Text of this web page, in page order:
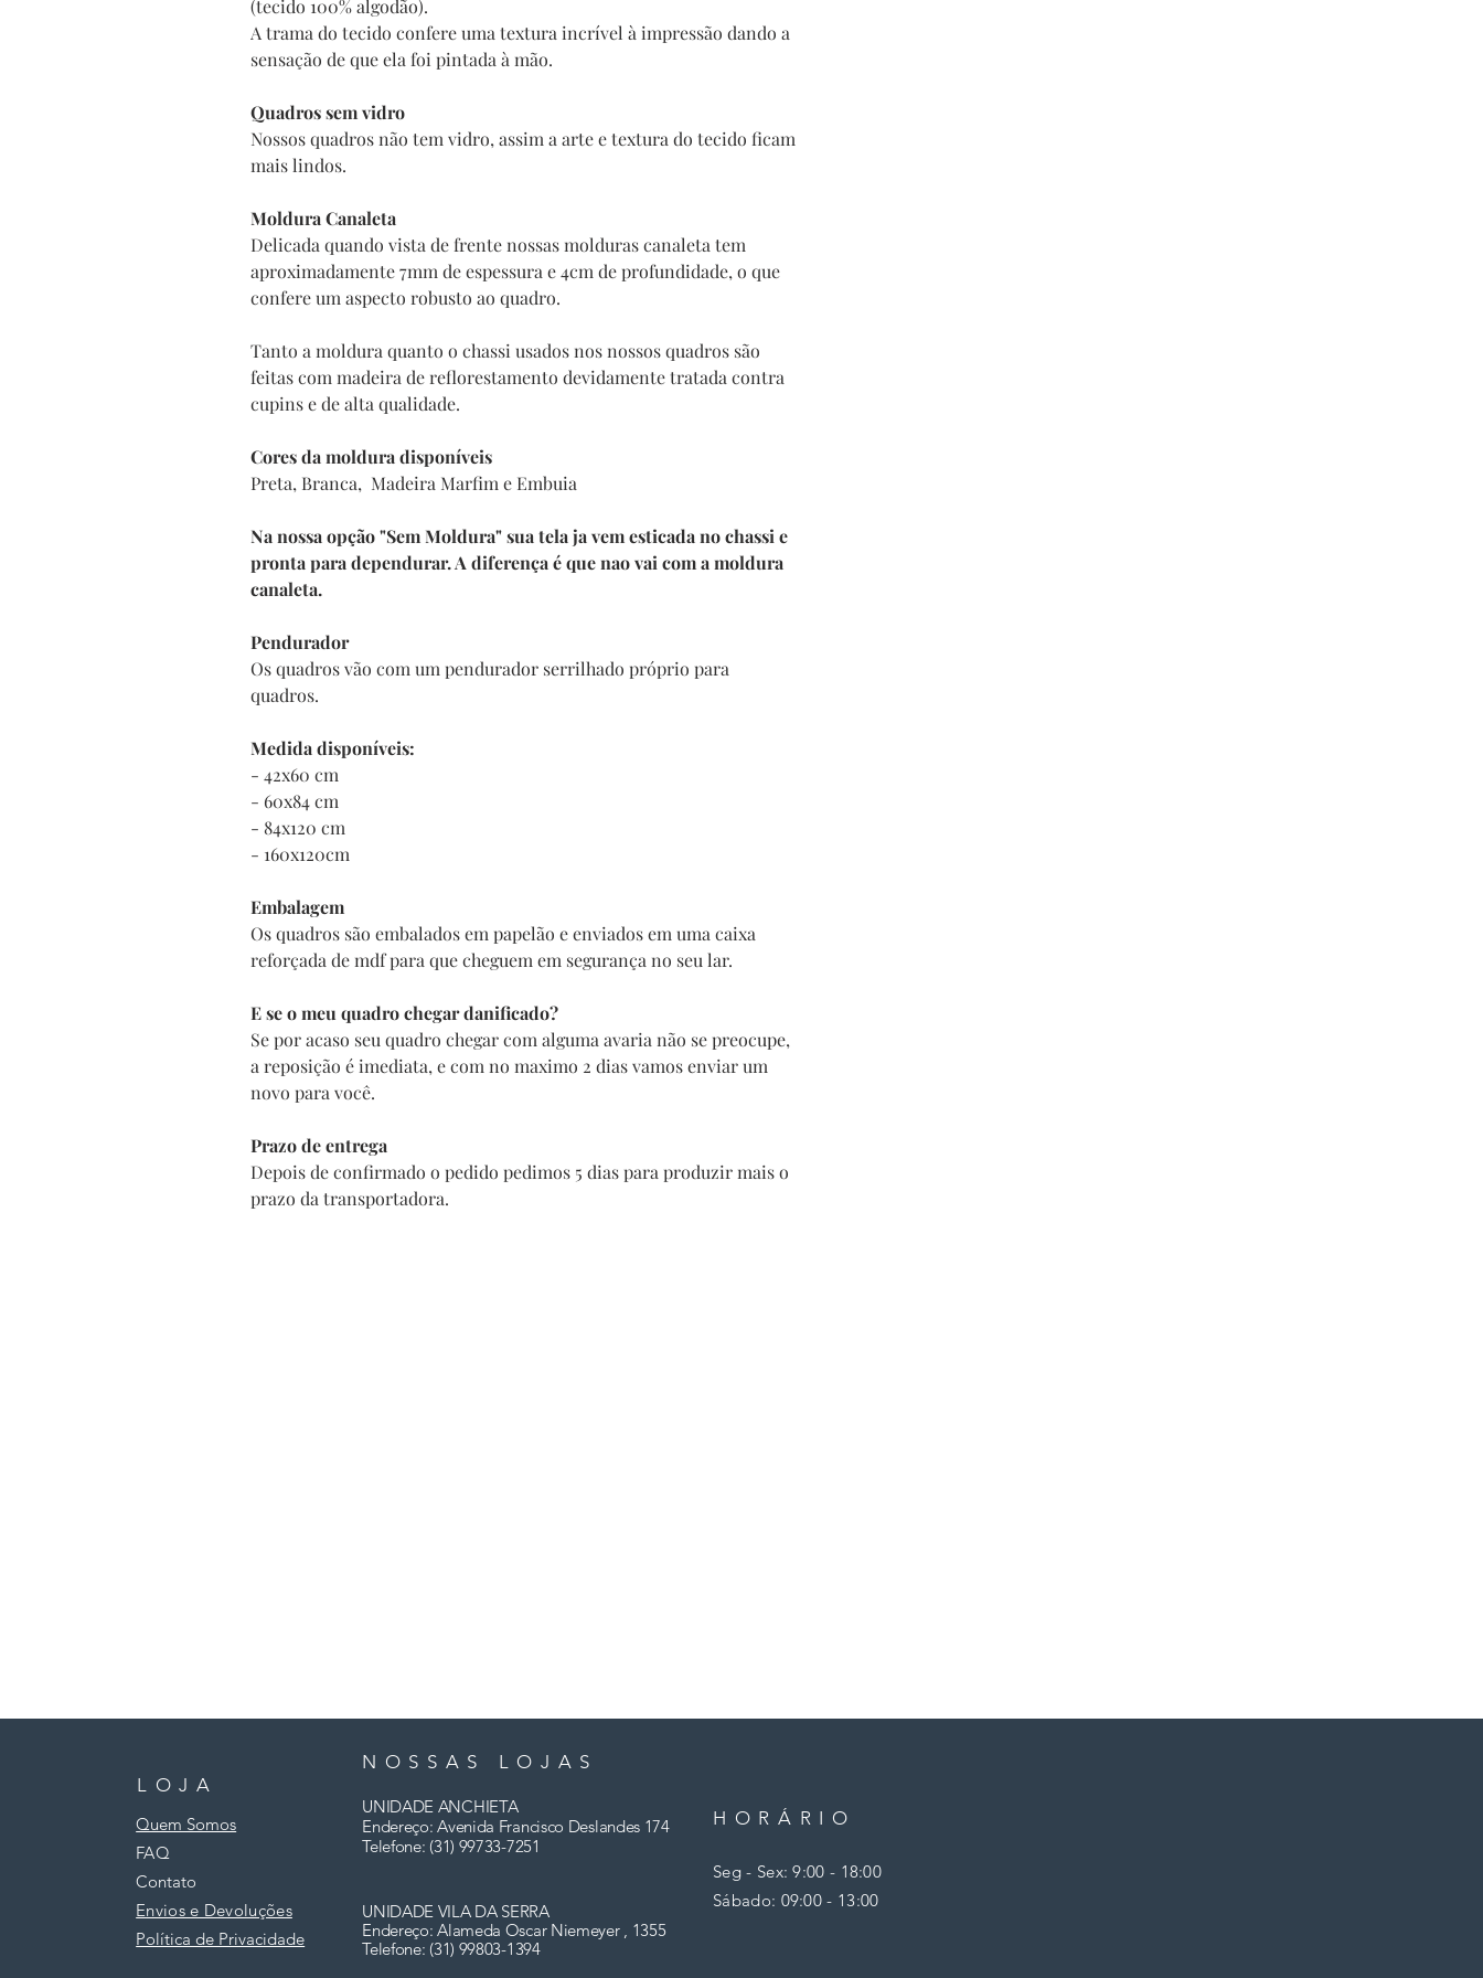
(tecido 100% algodão).
A trama do tecido confere uma textura incrível à impressão dando a
sensação de que ela foi pintada à mão.
Quadros sem vidro
Nossos quadros não tem vidro, assim a arte e textura do tecido ficam
mais lindos.
Moldura Canaleta
Delicada quando vista de frente nossas molduras canaleta tem
aproximadamente 7mm de espessura e 4cm de profundidade, o que
confere um aspecto robusto ao quadro.
Tanto a moldura quanto o chassi usados nos nossos quadros são
feitas com madeira de reflorestamento devidamente tratada contra
cupins e de alta qualidade.
Cores da moldura disponíveis
Preta, Branca, Madeira Marfim e Embuia
Na nossa opção "Sem Moldura" sua tela ja vem esticada no chassi e
pronta para dependurar. A diferença é que nao vai com a moldura
canaleta.
Pendurador
Os quadros vão com um pendurador serrilhado próprio para
quadros.
Medida disponíveis:
- 42x60 cm
- 60x84 cm
- 84x120 cm
- 160x120cm
Embalagem
Os quadros são embalados em papelão e enviados em uma caixa
reforçada de mdf para que cheguem em segurança no seu lar.
E se o meu quadro chegar danificado?
Se por acaso seu quadro chegar com alguma avaria não se preocupe,
a reposição é imediata, e com no maximo 2 dias vamos enviar um
novo para você.
Prazo de entrega
Depois de confirmado o pedido pedimos 5 dias para produzir mais o
prazo da transportadora.
LOJA
NOSSAS LOJAS
Quem Somos
FAQ
Contato
Envios e Devoluções
Política de Privacidade
UNIDADE ANCHIETA
Endereço: Avenida Francisco Deslandes 174
Telefone: (31) 99733-7251
Seg - Sex: 9:00 - 18:00
​​Sábado: 09:00 - 13:00
HORÁRIO
UNIDADE VILA DA SERRA
Endereço: Alameda Oscar Niemeyer , 1355
Telefone: (31) 99803-1394